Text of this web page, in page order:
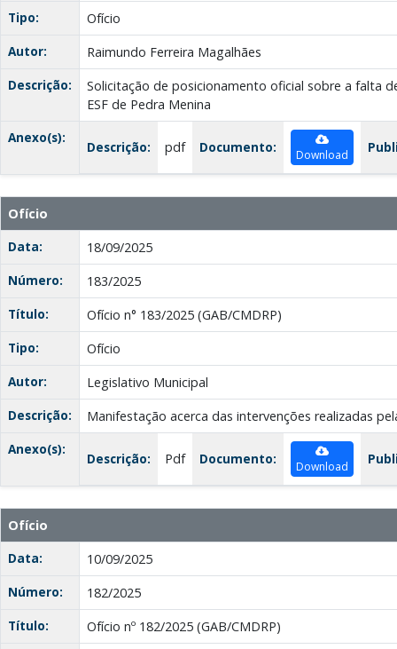
Tipo:
Ofício
Autor:
Raimundo Ferreira Magalhães
Descrição:
Solicitação de posicionamento oficial sobre a falta
ESF de Pedra Menina
Anexo(s):
Descrição: pdf Documento: Download
Ofício
Data:
18/09/2025
Número:
183/2025
Título:
Ofício n° 183/2025 (GAB/CMDRP)
Tipo:
Ofício
Autor:
Legislativo Municipal
Descrição:
Manifestação acerca das intervenções realizadas
Anexo(s):
Descrição: Pdf Documento: Download
Ofício
Data:
10/09/2025
Número:
182/2025
Título:
Ofício nº 182/2025 (GAB/CMDRP)